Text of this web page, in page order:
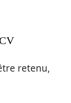
retenu,